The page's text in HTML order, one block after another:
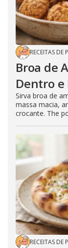
RECEITAS DE
Broa de
Dentro
Sirva broa de
massa macia,
crocante. The
RECEITAS DE